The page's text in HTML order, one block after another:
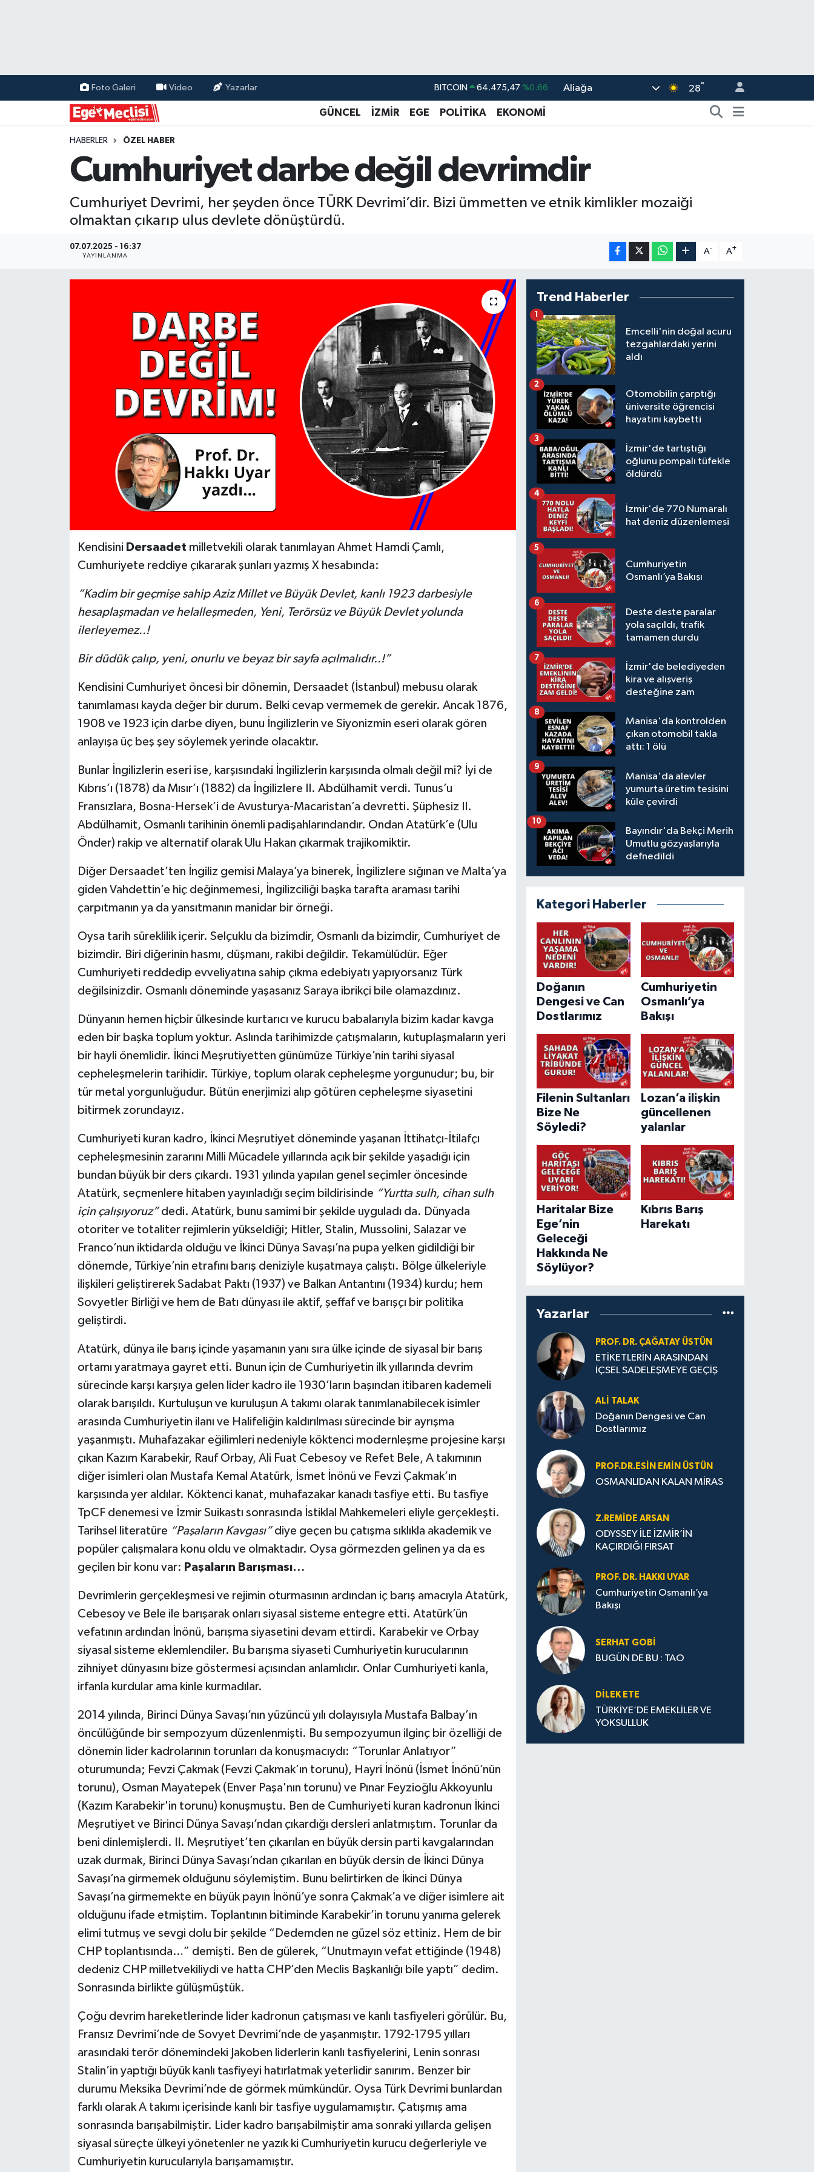
Foto Galeri Video Yazarlar DOLAR 47,5971 %0.05
EURO 55,1336 %0.18
6518.23
BİST100
BITCOIN 64.475,47
Aliağa 28°
GÜNCEL İZMİR EGE POLİTİKA EKONOMİ
HABERLER ÖZEL HABER
Cumhuriyet darbe değil devrimdir
Cumhuriyet Devrimi, her şeyden önce TÜRK Devrimi’dir. Bizi ümmetten ve etnik kimlikler mozaiği
olmaktan çıkarıp ulus devlete dönüştürdü.
07.07.2025 - 16:37
YAYINLANMA
A- A+
Kendisini Dersaadet milletvekili olarak tanımlayan Ahmet Hamdi Çamlı,
Cumhuriyete reddiye çıkararak şunları yazmış X hesabında:
“Kadim bir geçmişe sahip Aziz Millet ve Büyük Devlet, kanlı 1923 darbesiyle
hesaplaşmadan ve helalleşmeden, Yeni, Terörsüz ve Büyük Devlet yolunda
ilerleyemez..!
Bir düdük çalıp, yeni, onurlu ve beyaz bir sayfa açılmalıdır..!”
Kendisini Cumhuriyet öncesi bir dönemin, Dersaadet (İstanbul) mebusu olarak
tanımlaması kayda değer bir durum. Belki cevap vermemek de gerekir. Ancak 1876,
1908 ve 1923 için darbe diyen, bunu İngilizlerin ve Siyonizmin eseri olarak gören
anlayışa üç beş şey söylemek yerinde olacaktır.
Bunlar İngilizlerin eseri ise, karşısındaki İngilizlerin karşısında olmalı değil mi? İyi de
Kıbrıs’ı (1878) da Mısır’ı (1882) da İngilizlere II. Abdülhamit verdi. Tunus’u
Fransızlara, Bosna-Hersek’i de Avusturya-Macaristan’a devretti. Şüphesiz II.
Abdülhamit, Osmanlı tarihinin önemli padişahlarındandır. Ondan Atatürk’e (Ulu
Önder) rakip ve alternatif olarak Ulu Hakan çıkarmak trajikomiktir.
Diğer Dersaadet’ten İngiliz gemisi Malaya’ya binerek, İngilizlere sığınan ve Malta’ya
giden Vahdettin’e hiç değinmemesi, İngilizciliği başka tarafta araması tarihi
çarpıtmanın ya da yansıtmanın manidar bir örneği.
Oysa tarih süreklilik içerir. Selçuklu da bizimdir, Osmanlı da bizimdir, Cumhuriyet de
bizimdir. Biri diğerinin hasmı, düşmanı, rakibi değildir. Tekamülüdür. Eğer
Cumhuriyeti reddedip evveliyatına sahip çıkma edebiyatı yapıyorsanız Türk
değilsinizdir. Osmanlı döneminde yaşasanız Saraya ibrikçi bile olamazdınız.
Dünyanın hemen hiçbir ülkesinde kurtarıcı ve kurucu babalarıyla bizim kadar kavga
eden bir başka toplum yoktur. Aslında tarihimizde çatışmaların, kutuplaşmaların yeri
bir hayli önemlidir. İkinci Meşrutiyetten günümüze Türkiye’nin tarihi siyasal
cepheleşmelerin tarihidir. Türkiye, toplum olarak cepheleşme yorgunudur; bu, bir
tür metal yorgunluğudur. Bütün enerjimizi alıp götüren cepheleşme siyasetini
bitirmek zorundayız.
Cumhuriyeti kuran kadro, İkinci Meşrutiyet döneminde yaşanan İttihatçı-İtilafçı
cepheleşmesinin zararını Milli Mücadele yıllarında açık bir şekilde yaşadığı için
bundan büyük bir ders çıkardı. 1931 yılında yapılan genel seçimler öncesinde
Atatürk, seçmenlere hitaben yayınladığı seçim bildirisinde “Yurtta sulh, cihan sulh
için çalışıyoruz”dedi. Atatürk, bunu samimi bir şekilde uyguladı da. Dünyada
otoriter ve totaliter rejimlerin yükseldiği; Hitler, Stalin, Mussolini, Salazar ve
Franco’nun iktidarda olduğu ve İkinci Dünya Savaşı’na pupa yelken gidildiği bir
dönemde, Türkiye’nin etrafını barış deniziyle kuşatmaya çalıştı. Bölge ülkeleriyle
ilişkileri geliştirerek Sadabat Paktı (1937) ve Balkan Antantını (1934) kurdu; hem
Sovyetler Birliği ve hem de Batı dünyası ile aktif, şeffaf ve barışçı bir politika
geliştirdi.
Atatürk, dünya ile barış içinde yaşamanın yanı sıra ülke içinde de siyasal bir barış
ortamı yaratmaya gayret etti. Bunun için de Cumhuriyetin ilk yıllarında devrim
sürecinde karşı karşıya gelen lider kadro ile 1930’ların başından itibaren kademeli
olarak barışıldı. Kurtuluşun ve kuruluşun A takımı olarak tanımlanabilecek isimler
arasında Cumhuriyetin ilanı ve Halifeliğin kaldırılması sürecinde bir ayrışma
yaşanmıştı. Muhafazakar eğilimleri nedeniyle köktenci modernleşme projesine karşı
çıkan Kazım Karabekir, Rauf Orbay, Ali Fuat Cebesoy ve Refet Bele, A takımının
diğer isimleri olan Mustafa Kemal Atatürk, İsmet İnönü ve Fevzi Çakmak’ın
karşısında yer aldılar. Köktenci kanat, muhafazakar kanadı tasfiye etti. Bu tasfiye
TpCF denemesi ve İzmir Suikastı sonrasında İstiklal Mahkemeleri eliyle gerçekleşti.
Tarihsel literatüre “Paşaların Kavgası”diye geçen bu çatışma sıklıkla akademik ve
popüler çalışmalara konu oldu ve olmaktadır. Oysa görmezden gelinen ya da es
geçilen bir konu var: Paşaların Barışması…
Devrimlerin gerçekleşmesi ve rejimin oturmasının ardından iç barış amacıyla Atatürk,
Cebesoy ve Bele ile barışarak onları siyasal sisteme entegre etti. Atatürk’ün
vefatının ardından İnönü, barışma siyasetini devam ettirdi. Karabekir ve Orbay
siyasal sisteme eklemlendiler. Bu barışma siyaseti Cumhuriyetin kurucularının
zihniyet dünyasını bize göstermesi açısından anlamlıdır. Onlar Cumhuriyeti kanla,
irfanla kurdular ama kinle kurmadılar.
2014 yılında, Birinci Dünya Savaşı’nın yüzüncü yılı dolayısıyla Mustafa Balbay’ın
öncülüğünde bir sempozyum düzenlenmişti. Bu sempozyumun ilginç bir özelliği de
dönemin lider kadrolarının torunları da konuşmacıydı: “Torunlar Anlatıyor”
oturumunda; Fevzi Çakmak (Fevzi Çakmak’ın torunu), Hayri İnönü (İsmet İnönü’nün
torunu), Osman Mayatepek (Enver Paşa'nın torunu) ve Pınar Feyzioğlu Akkoyunlu
(Kazım Karabekir'in torunu) konuşmuştu. Ben de Cumhuriyeti kuran kadronun İkinci
Meşrutiyet ve Birinci Dünya Savaşı’ndan çıkardığı dersleri anlatmıştım. Torunlar da
beni dinlemişlerdi. II. Meşrutiyet’ten çıkarılan en büyük dersin parti kavgalarından
uzak durmak, Birinci Dünya Savaşı’ndan çıkarılan en büyük dersin de İkinci Dünya
Savaşı’na girmemek olduğunu söylemiştim. Bunu belirtirken de İkinci Dünya
Savaşı’na girmemekte en büyük payın İnönü’ye sonra Çakmak’a ve diğer isimlere ait
olduğunu ifade etmiştim. Toplantının bitiminde Karabekir’in torunu yanıma gelerek
elimi tutmuş ve sevgi dolu bir şekilde “Dedemden ne güzel söz ettiniz. Hem de bir
CHP toplantısında…” demişti. Ben de gülerek, “Unutmayın vefat ettiğinde (1948)
dedeniz CHP milletvekiliydi ve hatta CHP’den Meclis Başkanlığı bile yaptı” dedim.
Sonrasında birlikte gülüşmüştük.
Çoğu devrim hareketlerinde lider kadronun çatışması ve kanlı tasfiyeleri görülür. Bu,
Fransız Devrimi’nde de Sovyet Devrimi’nde de yaşanmıştır. 1792-1795 yılları
arasındaki terör dönemindeki Jakoben liderlerin kanlı tasfiyelerini, Lenin sonrası
Stalin’in yaptığı büyük kanlı tasfiyeyi hatırlatmak yeterlidir sanırım. Benzer bir
durumu Meksika Devrimi’nde de görmek mümkündür. Oysa Türk Devrimi bunlardan
farklı olarak A takımı içerisinde kanlı bir tasfiye uygulamamıştır. Çatışmış ama
sonrasında barışabilmiştir. Lider kadro barışabilmiştir ama sonraki yıllarda gelişen
siyasal süreçte ülkeyi yönetenler ne yazık ki Cumhuriyetin kurucu değerleriyle ve
Cumhuriyetin kurucularıyla barışamamıştır.
Trend Haberler
Emcelli'nin doğal acuru
tezgahlardaki yerini
aldı
1
Otomobilin çarptığı
üniversite öğrencisi
hayatını kaybetti
2
İzmir'de tartıştığı
oğlunu pompalı tüfekle
öldürdü
3
İzmir'de 770 Numaralı
hat deniz düzenlemesi
4
Cumhuriyetin
Osmanlı’ya Bakışı
5
Deste deste paralar
yola saçıldı, trafik
tamamen durdu
6
İzmir'de belediyeden
kira ve alışveriş
desteğine zam
7
Manisa'da kontrolden
çıkan otomobil takla
attı: 1 ölü
8
Manisa'da alevler
yumurta üretim tesisini
küle çevirdi
9
Bayındır'da Bekçi Merih
Umutlu gözyaşlarıyla
defnedildi
10
Kategori Haberler
Doğanın
Dengesi ve Can
Dostlarımız
Cumhuriyetin
Osmanlı’ya
Bakışı
Filenin Sultanları
Bize Ne
Söyledi?
Lozan’a ilişkin
güncellenen
yalanlar
Haritalar Bize
Ege’nin
Geleceği
Hakkında Ne
Söylüyor?
Kıbrıs Barış
Harekatı
Yazarlar
PROF. DR. ÇAĞATAY ÜSTÜN
ETİKETLERİN ARASINDAN
İÇSEL SADELEŞMEYE GEÇİŞ
ALI TALAK
Doğanın Dengesi ve Can
Dostlarımız
PROF.DR.ESIN EMIN ÜSTÜN
OSMANLIDAN KALAN MİRAS
Z.REMIDE ARSAN
ODYSSEY İLE İZMİR’İN
KAÇIRDIĞI FIRSAT
PROF. DR. HAKKI UYAR
Cumhuriyetin Osmanlı’ya
Bakışı
SERHAT GOBİ
BUGÜN DE BU : TAO
DILEK ETE
TÜRKİYE’DE EMEKLİLER VE
YOKSULLUK
EKONOMİ
GÜNCEL
ÖZEL HABER
POLİTİKA